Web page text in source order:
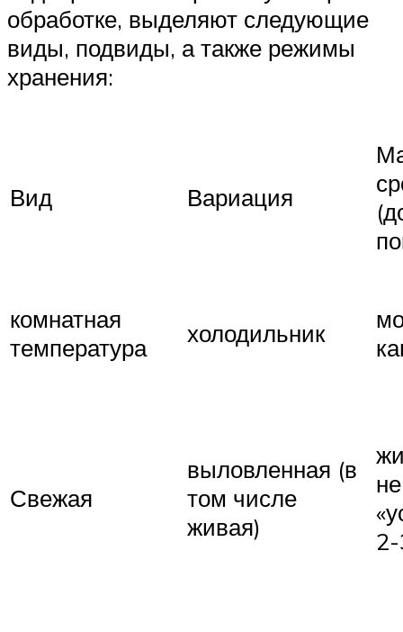
обработке, выделяют следующие
виды, подвиды, а также режимы
хранения:
Вид Вариация
комнатная
температура
холодильник
Свежая
выловленная (в
том числе
живая)
2-